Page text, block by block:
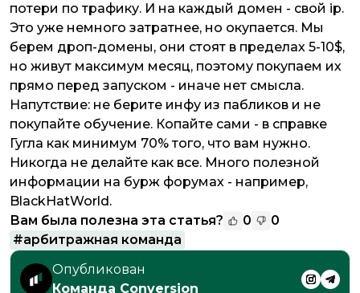
потери по трафику. И на каждый домен - свой ip.
Это уже немного затратнее, но окупается. Мы
берем дроп-домены, они стоят в пределах 5-10$,
но живут максимум месяц, поэтому покупаем их
прямо перед запуском - иначе нет смысла.
Напутствие: не берите инфу из пабликов и не
покупайте обучение. Копайте сами - в справке
Гугла как минимум 70% того, что вам нужно.
Никогда не делайте как все. Много полезной
информации на бурж форумах - например,
BlackHatWorld.
Вам была полезна эта статья?
0
0
#арбитражная команда
Опубликован
Команда Conversion